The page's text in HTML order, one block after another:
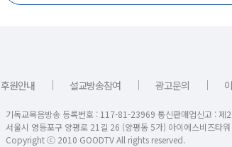
후원안내 ｜ 설교방송참여 ｜ 광고문의 ｜
기독교복음방송 등록번호 : 117-81-23969 통신판매업신고 :
서울시 영등포구 양평로 21길 26 (양평동 5가) 아이에스비즈
Copyright ⓒ 2010 GOODTV All rights reserved.